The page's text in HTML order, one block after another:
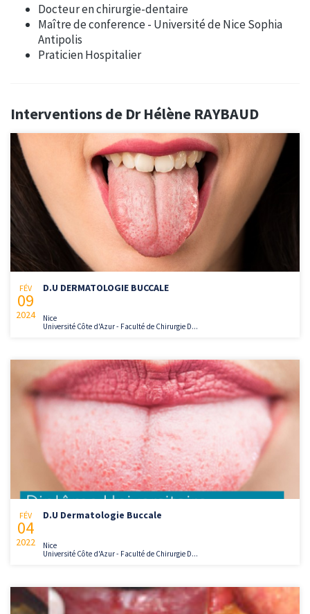
Docteur en chirurgie-dentaire
Maître de conference - Université de Nice Sophia
Antipolis
Praticien Hospitalier
Interventions de Dr Hélène RAYBAUD
FÉV
09
2024
D.U DERMATOLOGIE BUCCALE
Nice
Université Côte d'Azur - Faculté de Chirurgie D...
FÉV
04
2022
D.U Dermatologie Buccale
Nice
Université Côte d'Azur - Faculté de Chirurgie D...